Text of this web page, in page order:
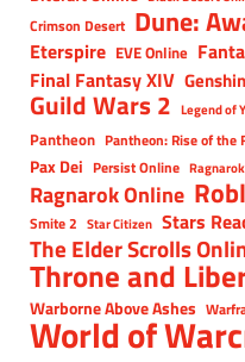
Crimson Desert Dune:
Eterspire EVE Online
Final Fantasy XIV
Guild Wars 2 Legend of
Pantheon Pantheon: Rise of the
Pax Dei Persist Online
Ragnarok Online
Smite 2 Star Citizen Stars
The Elder Scrolls
Throne and
Warborne Above Ashes
World of